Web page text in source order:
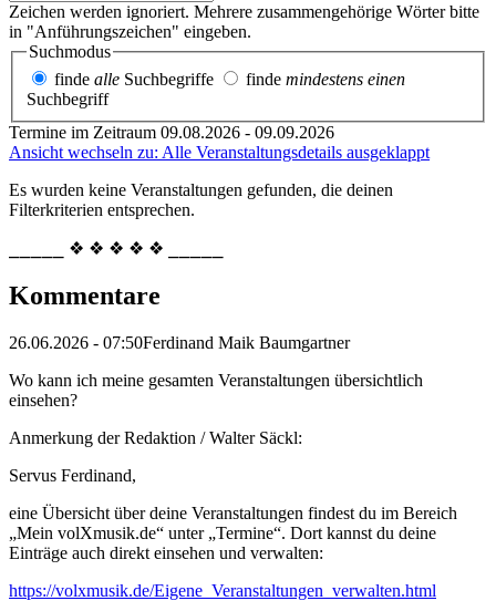
Zeichen werden ignoriert. Mehrere zusammengehörige Wörter bitte
in "Anführungszeichen" eingeben.
Suchmodus
finde alle Suchbegriffe finde mindestens einen
Suchbegriff
Termine im Zeitraum 09.08.2026 - 09.09.2026
Ansicht wechseln zu: Alle Veranstaltungsdetails ausgeklappt
Es wurden keine Veranstaltungen gefunden, die deinen
Filterkriterien entsprechen.
⎯⎯⎯⎯⎯ ❖ ❖ ❖ ❖ ❖ ⎯⎯⎯⎯⎯
Kommentare
26.06.2026 - 07:50Ferdinand Maik Baumgartner
Wo kann ich meine gesamten Veranstaltungen übersichtlich
einsehen?
Anmerkung der Redaktion /Walter Säckl:
Servus Ferdinand,
eine Übersicht über deine Veranstaltungen findest du im Bereich
„Mein volXmusik.de“ unter „Termine“. Dort kannst du deine
Einträge auch direkt einsehen und verwalten:
https://volxmusik.de/Eigene_Veranstaltungen_verwalten.html